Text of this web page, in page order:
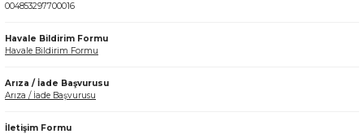
004853297700016
Havale Bildirim Formu
Havale Bildirim Formu
Arıza / İade Başvurusu
Arıza / İade Başvurusu
İletişim Formu